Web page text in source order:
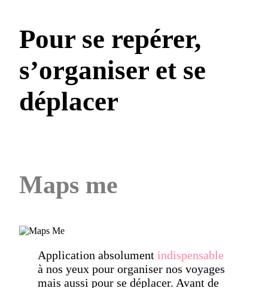
Pour se repérer,
s’organiser et se
déplacer
Maps me
Application absolument indispensable
à nos yeux pour organiser nos voyages
mais aussi pour se déplacer. Avant de